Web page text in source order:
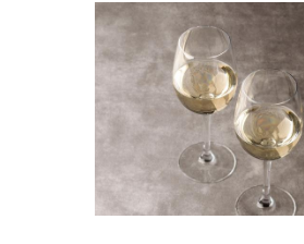
――――――――――――――――――――――